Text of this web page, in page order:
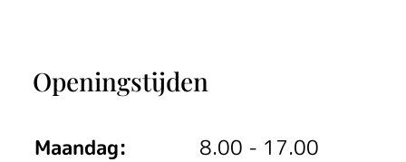
Openingstijden
Maandag:
8.00 - 17.00